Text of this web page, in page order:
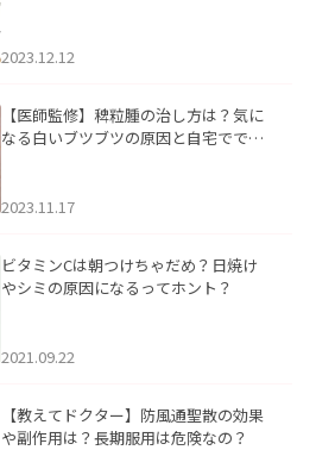
2023.12.12
【医師監修】稗粒腫の治し方は？気に
なる白いブツブツの原因と自宅ででき
2023.11.17
ビタミンCは朝つけちゃだめ？日焼け
やシミの原因になるってホント？
2021.09.22
【教えてドクター】防風通聖散の効果
や副作用は？長期服用は危険なの？